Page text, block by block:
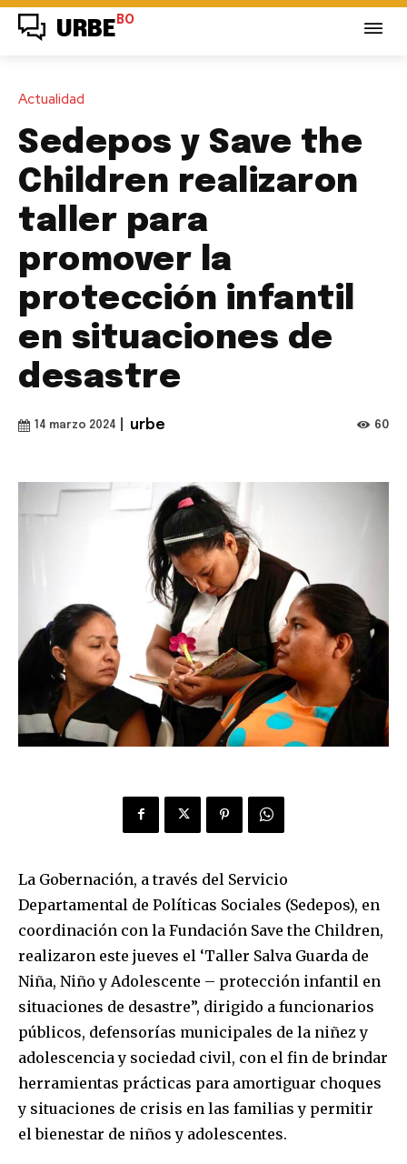
URBE BO
Actualidad
Sedepos y Save the
Children realizaron
taller para
promover la
protección infantil
en situaciones de
desastre
14 marzo 2024 urbe 60
La Gobernación, a través del Servicio
Departamental de Políticas Sociales (Sedepos), en
coordinación con la Fundación Save the Children,
realizaron este jueves el ‘Taller Salva Guarda de
Niña, Niño y Adolescente – protección infantil en
situaciones de desastre”, dirigido a funcionarios
públicos, defensorías municipales de la niñez y
adolescencia y sociedad civil, con el fin de brindar
herramientas prácticas para amortiguar choques
y situaciones de crisis en las familias y permitir
el bienestar de niños y adolescentes.